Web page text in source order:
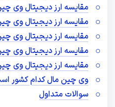
مقایسه ارز دیجیتال وی
مقایسه ارز دیجیتال وی
مقایسه ارز دیجیتال وی
مقایسه ارز دیجیتال وی
مقایسه ارز دیجیتال وی
وی چین مال کدام کشور
سوالات متداول